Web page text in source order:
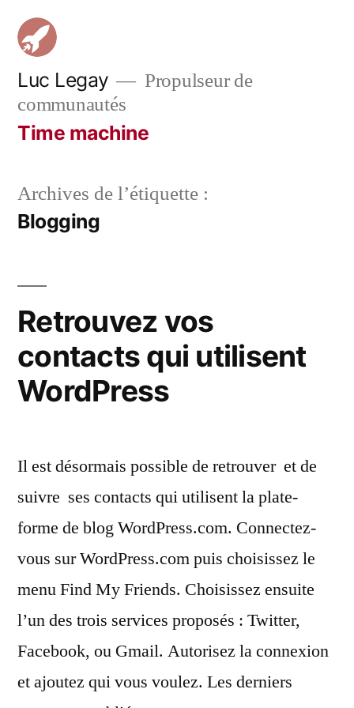
Aller
contenu
Luc Legay
Propulseur de
communautés
Time machine
Archives de l’étiquette :
Blogging
Retrouvez vos
contacts qui utilisent
WordPress
Il est désormais possible de retrouver  et de
suivre  ses contacts qui utilisent la plate-
forme de blog WordPress.com. Connectez-
vous sur WordPress.com puis choisissez le
menu Find My Friends. Choisissez ensuite
l’un des trois services proposés : Twitter,
Facebook, ou Gmail. Autorisez la connexion
et ajoutez qui vous voulez. Les derniers